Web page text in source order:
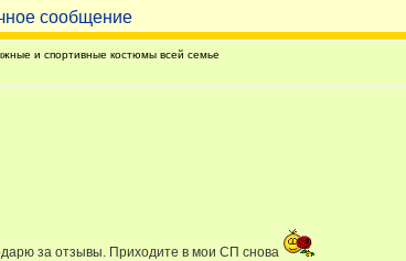
и спортивные костюмы всей семье
за отзывы. Приходите в мои СП снова